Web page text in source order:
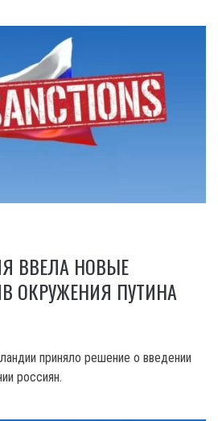
ВВЕЛА НОВЫЕ
ОКРУЖЕНИЯ ПУТИНА
приняло решение о введении
россиян.